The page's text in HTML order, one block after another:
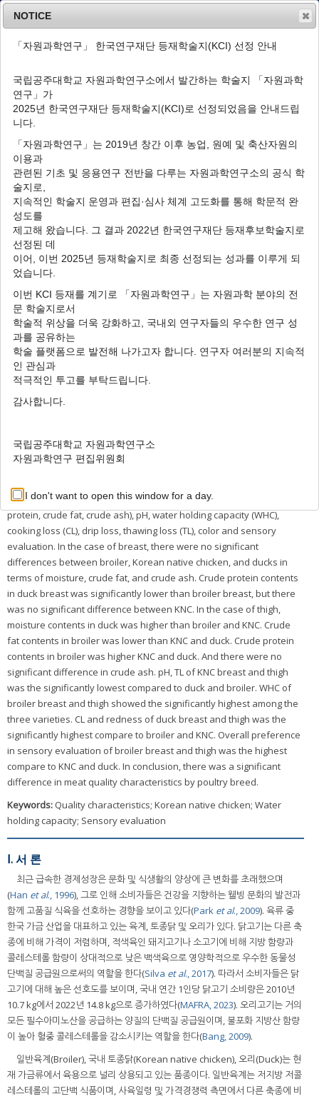
o
g
l
n
a
a
i
n
Resour Sci Res2024;6(2 ):83-90
pISSN: 2713-7872
DOI:https://doi.org/10.52346/rsr.2024.6.2.83
ARTICLE
가금육 육질 특성 비교 분석
구법모1 , 김민준 ,강지우 , 박상훈 ,박규태 , 장소영
,
임영호
, 이솔희 ,김학연2, 최정석 1,**
Comparative Analysis of Meat Quality in
Poultry
Beob Mo Ku
Park
,Gyu Tae Park , So Young Jang , Young Ho Lim
, Sol-Hee Lee1 Hack-Youn Kim2, Jung Seok Choi 1 ,**
Author Information & Copyright
Received:Sep 02, 2024; Revised:Nov 18, 2024; Accepted:Nov 25,
2024
A study was conducted to compare the meat quality
characteristics among commercial broiler, Korean native
were used to analyze proximate composition (moisture, crude
protein, crude fat, crude ash), pH, water holding capacity (WHC),
cooking loss (CL), drip loss, thawing loss (TL), color and sensory
evaluation. In the case of breast, there were no significant
differences between broiler, Korean native chicken, and ducks in
terms of moisture, crude fat, and crude ash. Crude protein contents
in duck breast was significantly lower than broiler breast, but there
was no significant difference between KNC. In the case of thigh,
moisture contents in duck was higher than broiler and KNC. Crude
fat contents in broiler was lower than KNC and duck. Crude protein
contents in broiler was higher KNC and duck. And there were no
significant difference in crude ash. pH, TL of KNC breast and thigh
was the significantly lowest compared to duck and broiler. WHC of
broiler breast and thigh showed the significantly highest among the
three varieties. CL and redness of duck breast and thigh was the
significantly highest compare to broiler and KNC. Overall preference
in sensory evaluation of broiler breast and thigh was the highest
compare to KNC and duck. In conclusion, there was a significant
difference in meat quality characteristics by poultry breed.
Keywords: Quality characteristics; Korean native chicken; Water
holding capacity; Sensory evaluation
Ⅰ. 서 론
최근 급속한 경제성장은 문화 및 식생활의 양상에 큰 변화를 초래했으며
(Han et al., 1996), 그로 인해 소비자들은 건강을 지향하는 웰빙 문화의 발전과
함께 고품질 식육을 선호하는 경향을 보이고 있다(Park et al., 2009). 육류 중
한국 가금 산업을 대표하고 있는 육계, 토종닭 및 오리가 있다. 닭고기는 다른 축
종에 비해 가격이 저렴하며, 적색육인 돼지고기나 소고기에 비해 지방 함량과
콜레스테롤 함량이 상대적으로 낮은 백색육으로 영양학적으로 우수한 동물성
단백질 공급원으로써의 역할을 한다(Silva et al., 2017). 따라서 소비자들은 닭
고기에 대해 높은 선호도를 보이며, 국내 연간 1인당 닭고기 소비량은 2010년
10.7 kg에서 2022년 14.8 kg으로 증가하였다(MAFRA, 2023). 오리고기는 거의
모든 필수아미노산을 공급하는 양질의 단백질 공급원이며, 불포화 지방산 함량
이 높아 혈중 콜레스테롤을 감소시키는 역할을 한다(Bang, 2009).
일반육계(Broiler), 국내 토종닭(Korean native chicken), 오리(Duck)는 현
재 가금류에서 육용으로 널리 상용되고 있는 품종이다. 일반육계는 저지방 저콜
레스테롤의 고단백 식품이며, 사육일령 및 가격경쟁력 측면에서 다른 축종에 비
NOTICE
「자원과학연구」 한국연구재단 등재학술지(KCI) 선정 안내
국립공주대학교 자원과학연구소에서 발간하는 학술지 「자원과학
연구」가
2025년 한국연구재단 등재학술지(KCI)로 선정되었음을 안내드립
니다.
「자원과학연구」는 2019년 창간 이후 농업, 원예 및 축산자원의
이용과
관련된 기초 및 응용연구 전반을 다루는 자원과학연구소의 공식 학
술지로,
지속적인 학술지 운영과 편집·심사 체계 고도화를 통해 학문적 완
성도를
제고해 왔습니다. 그 결과 2022년 한국연구재단 등재후보학술지로
선정된 데
이어, 이번 2025년 등재학술지로 최종 선정되는 성과를 이루게 되
었습니다.
이번 KCI 등재를 계기로 「자원과학연구」는 자원과학 분야의 전
문 학술지로서
학술적 위상을 더욱 강화하고, 국내외 연구자들의 우수한 연구 성
과를 공유하는
학술 플랫폼으로 발전해 나가고자 합니다. 연구자 여러분의 지속적
인 관심과
적극적인 투고를 부탁드립니다.
감사합니다.
국립공주대학교 자원과학연구소
자원과학연구 편집위원회
I don't want to open this window for a day.